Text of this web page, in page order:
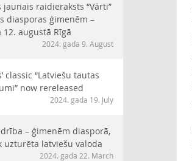
jaunais raidieraksts “Vārti”
diasporas ģimenēm –
12. augustā Rīgā
2024. gada 9. August
classic “Latviešu tautas
now rereleased
2024. gada 19. July
– ģimenēm diasporā,
uzturēta latviešu valoda
2024. gada 22. March